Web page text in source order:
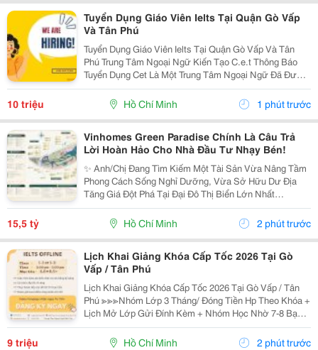
Tuyển Dụng Giáo Viên Ielts Tại Quận Gò Vấp
Và Tân Phú
Tuyển Dụng Giáo Viên Ielts Tại Quận Gò Vấp Và Tân
Phú Trung Tâm Ngoại Ngữ Kiến Tạo C.e.t Thông Báo
Tuyển Dụng Cet Là Một Trung Tâm Ngoại Ngữ Đã Được
Thành Lập 16 Năm Chuyên Về Chương Trình Anh Văn
Học Thuật Ielts &Ndash; Toefl Ibt. Trung Tâm...
10 triệu Hồ Chí Minh 1 phút trước
Vinhomes Green Paradise Chính Là Câu Trả
Lời Hoàn Hảo Cho Nhà Đầu Tư Nhạy Bén!
✨ Anh/Chị Đang Tìm Kiếm Một Tài Sản Vừa Nâng Tầm
Phong Cách Sống Nghỉ Dưỡng, Vừa Sở Hữu Dư Địa
Tăng Giá Đột Phá Tại Đại Đô Thị Biển Lớn Nhất
Tp.hcm? Sx11-10 - Phân Khu The Haven Bay (Vịnh
Tiên) - Vinhomes Green Paradise Chính Là Câu Trả Lời
Hoàn...
15,5 tỷ Hồ Chí Minh 2 phút trước
Lịch Khai Giảng Khóa Cấp Tốc 2026 Tại Gò
Vấp / Tân Phú
Lịch Khai Giảng Khóa Cấp Tốc 2026 Tại Gò Vấp / Tân
Phú ≫≫≫Nhóm Lớp 3 Tháng/ Đóng Tiền Hp Theo Khóa +
Lịch Mở Lớp Gửi Đính Kèm + Nhóm Học Nhờ 7-8 Bạn/
Lớp + Giáo Trình Ielts Có Band Điểm Lộ Trình, Sách
Nước Ngoài Bám Sát + Chia Đều 4 Kỹ...
9 triệu Hồ Chí Minh 2 phút trước